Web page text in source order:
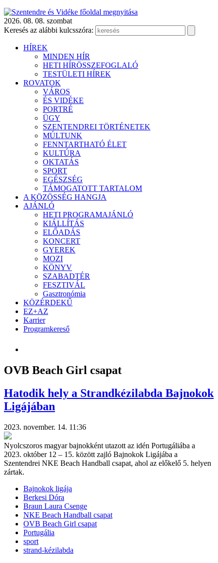
2026. 08. 08. szombat
Keresés az alábbi kulcsszóra:
HÍREK
MINDEN HÍR
HETI HÍRÖSSZEFOGLALÓ
TESTÜLETI HÍREK
ROVATOK
VÁROS
ÉS VIDÉKE
PORTRÉ
ÜGY
SZENTENDREI TÖRTÉNETEK
MÚLTUNK
FENNTARTHATÓ ÉLET
KULTÚRA
OKTATÁS
SPORT
EGÉSZSÉG
TÁMOGATOTT TARTALOM
A KÖZÖSSÉG HANGJA
AJÁNLÓ
HETI PROGRAMAJÁNLÓ
KIÁLLÍTÁS
ELŐADÁS
KONCERT
GYEREK
MOZI
KÖNYV
SZABADTÉR
FESZTIVÁL
Gasztronómia
KÖZÉRDEKŰ
EZ+AZ
Karrier
Programkereső
OVB Beach Girl csapat
Hatodik hely a Strandkézilabda Bajnokok
Ligájában
2023. november. 14. 11:36
Nyolcszoros magyar bajnokként utazott az idén Portugáliába a
2023. október 12 – 15. között zajló Bajnokok Ligájába a
Szentendrei NKE Beach Handball csapat, ahol az előkelő 5. helyen
zártak.
Bajnokok ligája
Berkesi Dóra
Braun Laura Csenge
NKE Beach Handball csapat
OVB Beach Girl csapat
Portugália
sport
strand-kézilabda